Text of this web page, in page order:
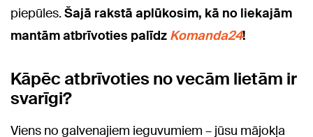
piepūles.Šajā rakstā aplūkosim, kā no liekajām
mantām atbrīvoties palīdz Komanda24!
Kāpēc atbrīvoties no vecām lietām ir
svarīgi?
Viens no galvenajiem ieguvumiem – jūsu mājokļa